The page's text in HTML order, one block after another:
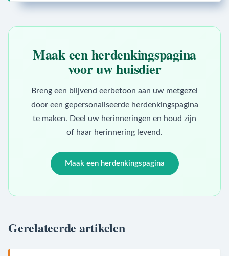
Maak een herdenkingspagina
voor uw huisdier
Breng een blijvend eerbetoon aan uw metgezel
door een gepersonaliseerde herdenkingspagina
te maken. Deel uw herinneringen en houd zijn
of haar herinnering levend.
Maak een herdenkingspagina
Gerelateerde artikelen